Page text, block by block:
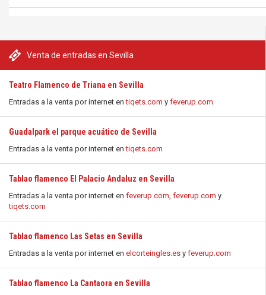
Venta de entradas en Sevilla
Teatro Flamenco de Triana en Sevilla
Entradas a la venta por internet entiqets.com y feverup.com
Guadalpark el parque acuático de Sevilla
Entradas a la venta por internet entiqets.com
Tablao flamenco El Palacio Andaluz en Sevilla
Entradas a la venta por internet en feverup.com, feverup.com y
tiqets.com
Tablao flamenco Las Setas en Sevilla
Entradas a la venta por internet en elcorteingles.es y feverup.com
Tablao flamenco La Cantaora en Sevilla